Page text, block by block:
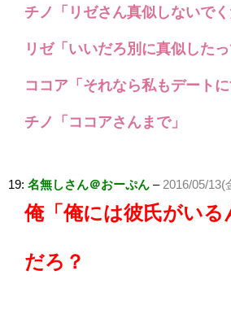
チノ「リゼさん真似しないでく
リゼ「いいだろ別に真似したっ
ココア「それなら私もデートに
チノ「ココアさんまで」
19: 名無しさん＠おーぷん –2016/05/13(
俺「俺には彼氏がいる
だろ？